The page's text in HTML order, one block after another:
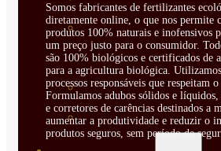
PROTECCIÓN
PLANTAS
PLANTAS
GROWPUNCH
Somos fabricantes de fertilizantes
diretamente online, o que nos permite
produtos 100% naturais e inofensivos
um preço justo para o consumidor.
são 100% biológicos e certificados de
para a agricultura biológica.
processos responsáveis que respeitam
Formulamos adubos sólidos e
e corretores de carências destinados a
aumentar a produtividade e reduzir o
produtos seguros, sem período de